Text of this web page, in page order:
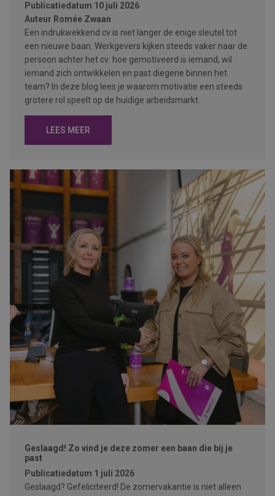
Publicatiedatum 10 juli 2026
Auteur Romée Zwaan
Een indrukwekkend cv is niet langer de enige sleutel tot
een nieuwe baan. Werkgevers kijken steeds vaker naar de
persoon achter het cv: hoe gemotiveerd is iemand, wil
iemand zich ontwikkelen en past diegene binnen het
team? In deze blog lees je waarom motivatie een steeds
grotere rol speelt op de huidige arbeidsmarkt.
LEES MEER
Geslaagd! Zo vind je deze zomer een baan die bij je
past
Publicatiedatum 1 juli 2026
Geslaagd? Gefeliciteerd! De zomervakantie is niet alleen